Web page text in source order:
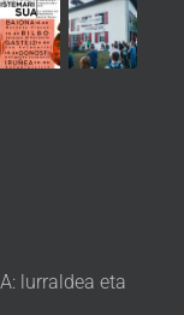
lurraldea eta